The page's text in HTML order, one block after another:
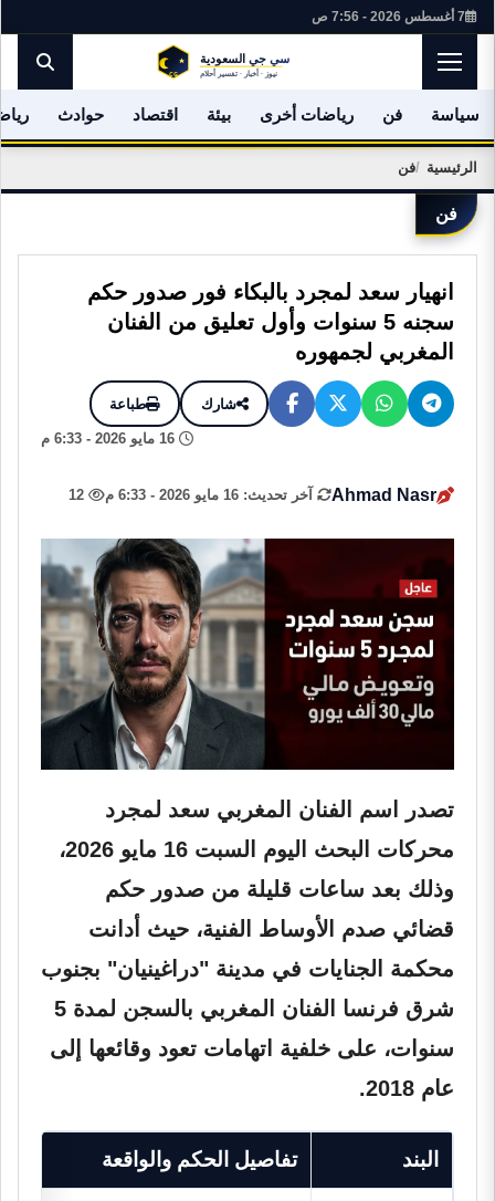
7 أغسطس 2026 - 7:56 ص
سياسة فن رياضات أخرى بيئة اقتصاد حوادث
الرئيسية فن
فن
انهيار سعد لمجرد بالبكاء فور صدور حكم
سجنه 5 سنوات وأول تعليق من الفنان
المغربي لجمهوره
شارك طباعة
Ahmad Nasr آخر تحديث: 16 مايو 2026 - 6:33 م
تصدر اسم الفنان المغربي سعد لمجرد
محركات البحث اليوم السبت 16 مايو 2026،
وذلك بعد ساعات قليلة من صدور حكم
قضائي صدم الأوساط الفنية، حيث أدانت
محكمة الجنايات في مدينة "دراغينيان" بجنوب
شرق فرنسا الفنان المغربي بالسجن لمدة 5
سنوات، على خلفية اتهامات تعود وقائعها إلى
عام 2018.
البند تفاصيل الحكم والواقعة